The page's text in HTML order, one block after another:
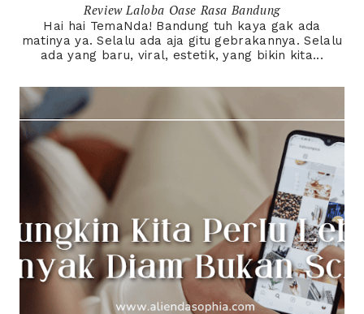
Review Laloba Oase Rasa Bandung
Hai hai TemaNda! Bandung tuh kaya gak ada
matinya ya. Selalu ada aja gitu gebrakannya. Selalu
ada yang baru, viral, estetik, yang bikin kita...